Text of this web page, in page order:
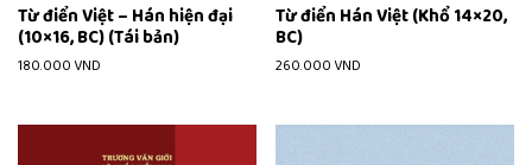
Từ điển Việt – Hán hiện đại
(10×16, BC) (Tái bản)
180.000 VND
Từ điển Hán Việt (Khổ 14×20,
BC)
260.000 VND